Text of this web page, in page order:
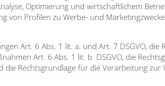
Opti­mie­rung und wirt­schaft­li­chem
von Pro­fi­len zu Wer­be- und
Art. 6 Abs. 1 lit. a. und Art. 7 DSGVO,
Art. 6 Abs. 1 lit. b. DSGVO, die
die Rechts­grund­la­ge für die Ver­ar­bei­tung